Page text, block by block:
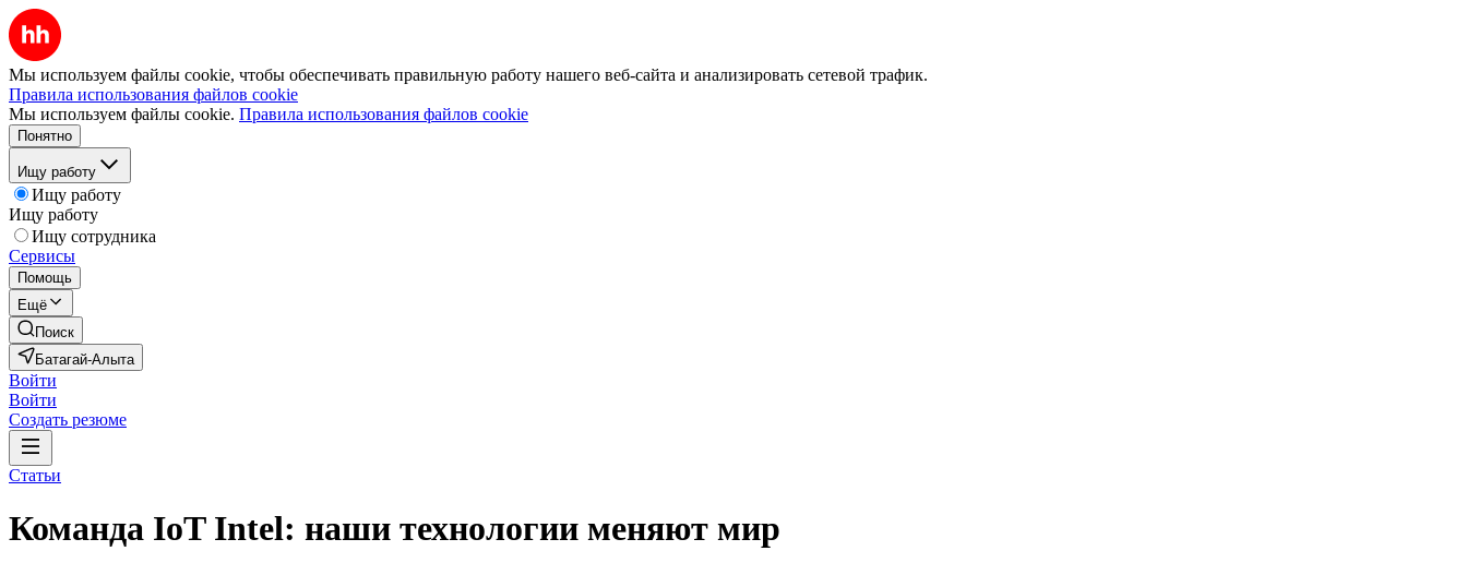
Мы используем файлы cookie, чтобы обеспечивать правильную работу нашего веб-сайта и анализировать сетевой трафик.
Правила использования файлов cookie
Мы используем файлы cookie. Правила использования файлов cookie
Понятно
Ищу работу
Ищу работу
Ищу работу
Ищу сотрудника
Сервисы
Помощь
Ещё
Поиск
Батагай-Алыта
Войти
Войти
Создать резюме
Статьи
Команда IoT Intel: наши технологии меняют мир